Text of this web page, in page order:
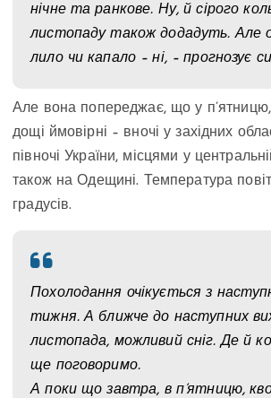
нічне та ранкове. Ну, й сірого
листопаду також додадуть. Але
лило чи капало – ні, – прогнозує
Але вона попереджає, що у п’ятницю,
дощі ймовірні – вночі у західних
півночі України, місцями у
також на Одещині. Температура
градусів.
Похолодання очікується з
тижня. А ближче до наступних
листопада, можливий сніг. Де й
ще поговоримо.
А поки що завтра, в п’ятницю,